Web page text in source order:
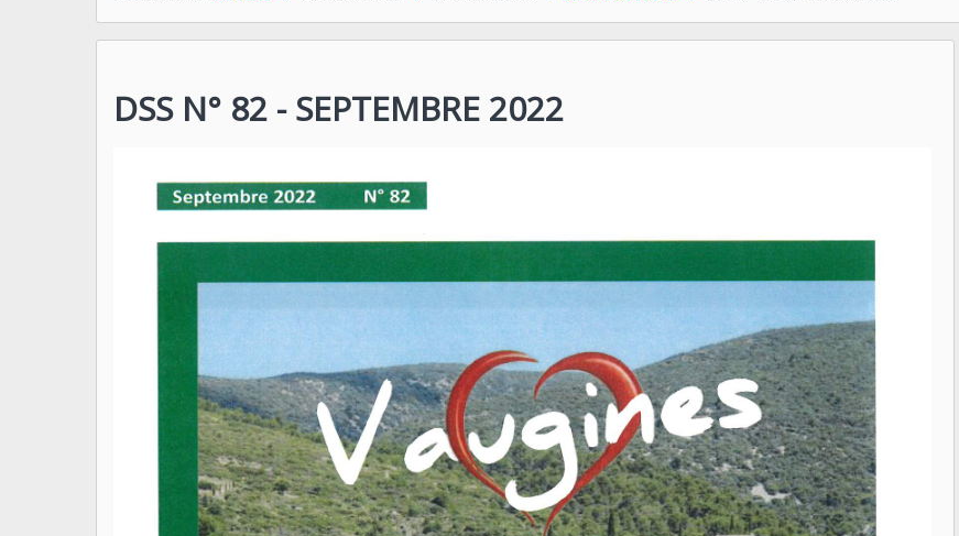
DSS N° 82 - SEPTEMBRE 2022